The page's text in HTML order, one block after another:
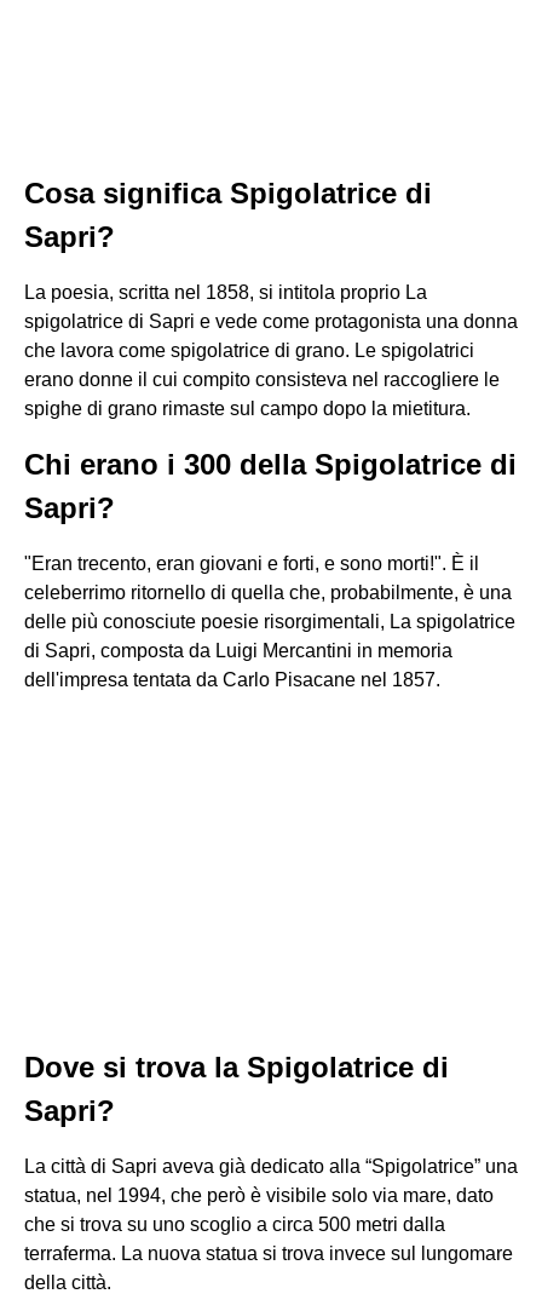
Cosa significa Spigolatrice di
Sapri?
La poesia, scritta nel 1858, si intitola proprio La
spigolatrice di Sapri e vede come protagonista una donna
che lavora come spigolatrice di grano. Le spigolatrici
erano donne il cui compito consisteva nel raccogliere le
spighe di grano rimaste sul campo dopo la mietitura.
Chi erano i 300 della Spigolatrice di
Sapri?
"Eran trecento, eran giovani e forti, e sono morti!". È il
celeberrimo ritornello di quella che, probabilmente, è una
delle più conosciute poesie risorgimentali, La spigolatrice
di Sapri, composta da Luigi Mercantini in memoria
dell'impresa tentata da Carlo Pisacane nel 1857.
Dove si trova la Spigolatrice di
Sapri?
La città di Sapri aveva già dedicato alla “Spigolatrice” una
statua, nel 1994, che però è visibile solo via mare, dato
che si trova su uno scoglio a circa 500 metri dalla
terraferma. La nuova statua si trova invece sul lungomare
della città.